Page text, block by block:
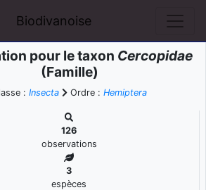
Biodivanoise
pour le taxon Cercopidae
(Famille)
: Insecta Ordre : Hemiptera
126
observations
3
espèces